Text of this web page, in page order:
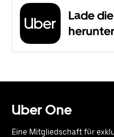
Lade
herunter
Uber One
Eine Mitgliedschaft für